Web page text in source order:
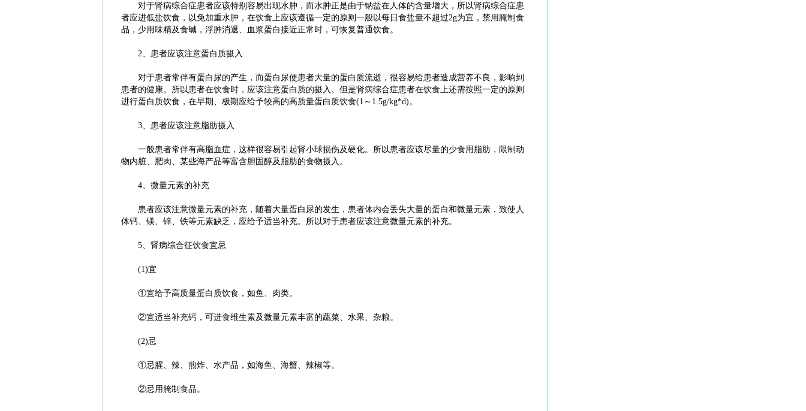
对于肾病综合症患者应该特别容易出现水肿，而水肿正是由于钠盐在人体的含量增大，所以肾病综合症患
者应进低盐饮食，以免加重水肿，在饮食上应该遵循一定的原则一般以每日食盐量不超过2g为宜，禁用腌制食
品，少用味精及食碱，浮肿消退、血浆蛋白接近正常时，可恢复普通饮食。
2、患者应该注意蛋白质摄入
对于患者常伴有蛋白尿的产生，而蛋白尿使患者大量的蛋白质流逝，很容易给患者造成营养不良，影响到
患者的健康。所以患者在饮食时，应该注意蛋白质的摄入。但是肾病综合症患者在饮食上还需按照一定的原则
进行蛋白质饮食，在早期、极期应给予较高的高质量蛋白质饮食(1～1.5g/kg*d)。
3、患者应该注意脂肪摄入
一般患者常伴有高脂血症，这样很容易引起肾小球损伤及硬化。所以患者应该尽量的少食用脂肪，限制动
物内脏、肥肉、某些海产品等富含胆固醇及脂肪的食物摄入。
4、微量元素的补充
患者应该注意微量元素的补充，随着大量蛋白尿的发生，患者体内会丢失大量的蛋白和微量元素，致使人
体钙、镁、锌、铁等元素缺乏，应给予适当补充。所以对于患者应该注意微量元素的补充。
5、肾病综合征饮食宜忌
(1)宜
①宜给予高质量蛋白质饮食，如鱼、肉类。
②宜适当补充钙，可进食维生素及微量元素丰富的蔬菜、水果、杂粮。
(2)忌
①忌腥、辣、煎炸、水产品，如海鱼、海蟹、辣椒等。
②忌用腌制食品。